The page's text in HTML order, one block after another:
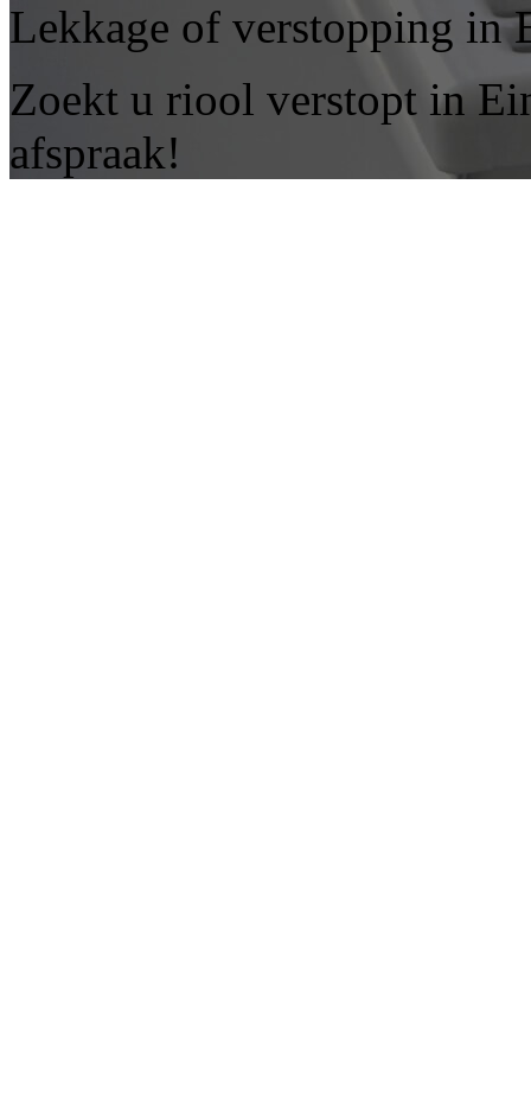
Lekkage of verstopping in
Zoekt u riool verstopt in
afspraak!